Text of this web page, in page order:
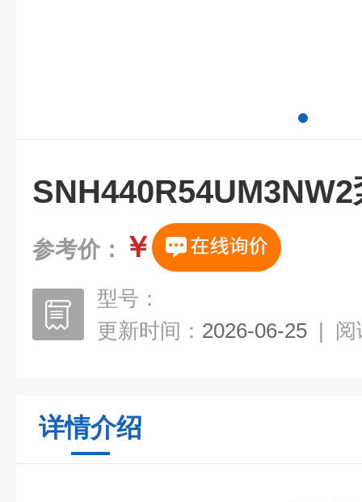
参考价： ￥
型号：
更新时间： 2026-06-25 | 阅
详情介绍